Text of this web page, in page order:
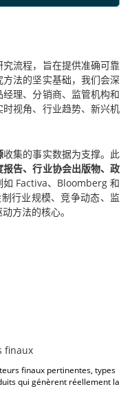
流程，旨在提供准确可靠
法的坚实基础，我们会深
理、分销商、监管机构和
视角、行业趋势、新兴机
收集的事实数据为支撑。此
报告、行业协会出版物、政
如 Factiva、Bloomberg 和
行业规模、竞争动态、监
方法的核心。
finaux
finaux pertinentes, types
qui génèrent réellement la